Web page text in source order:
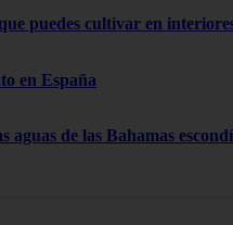
puedes cultivar en
en España
aguas de las Bahamas